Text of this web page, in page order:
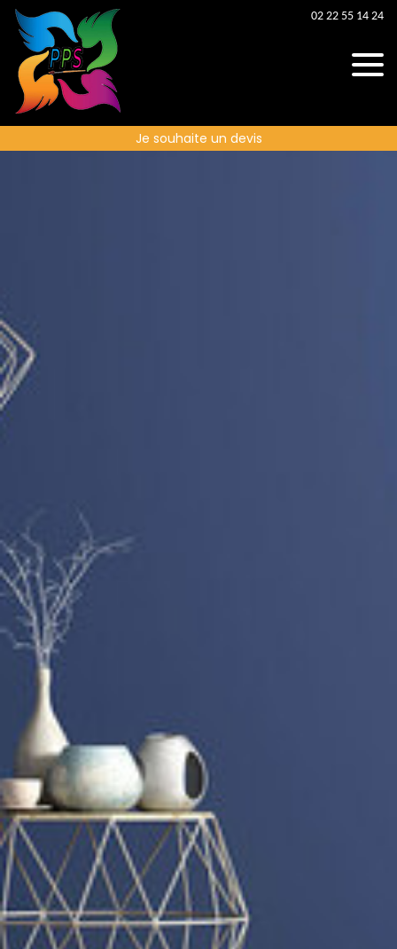
02 22 55 14 24
Je souhaite un devis